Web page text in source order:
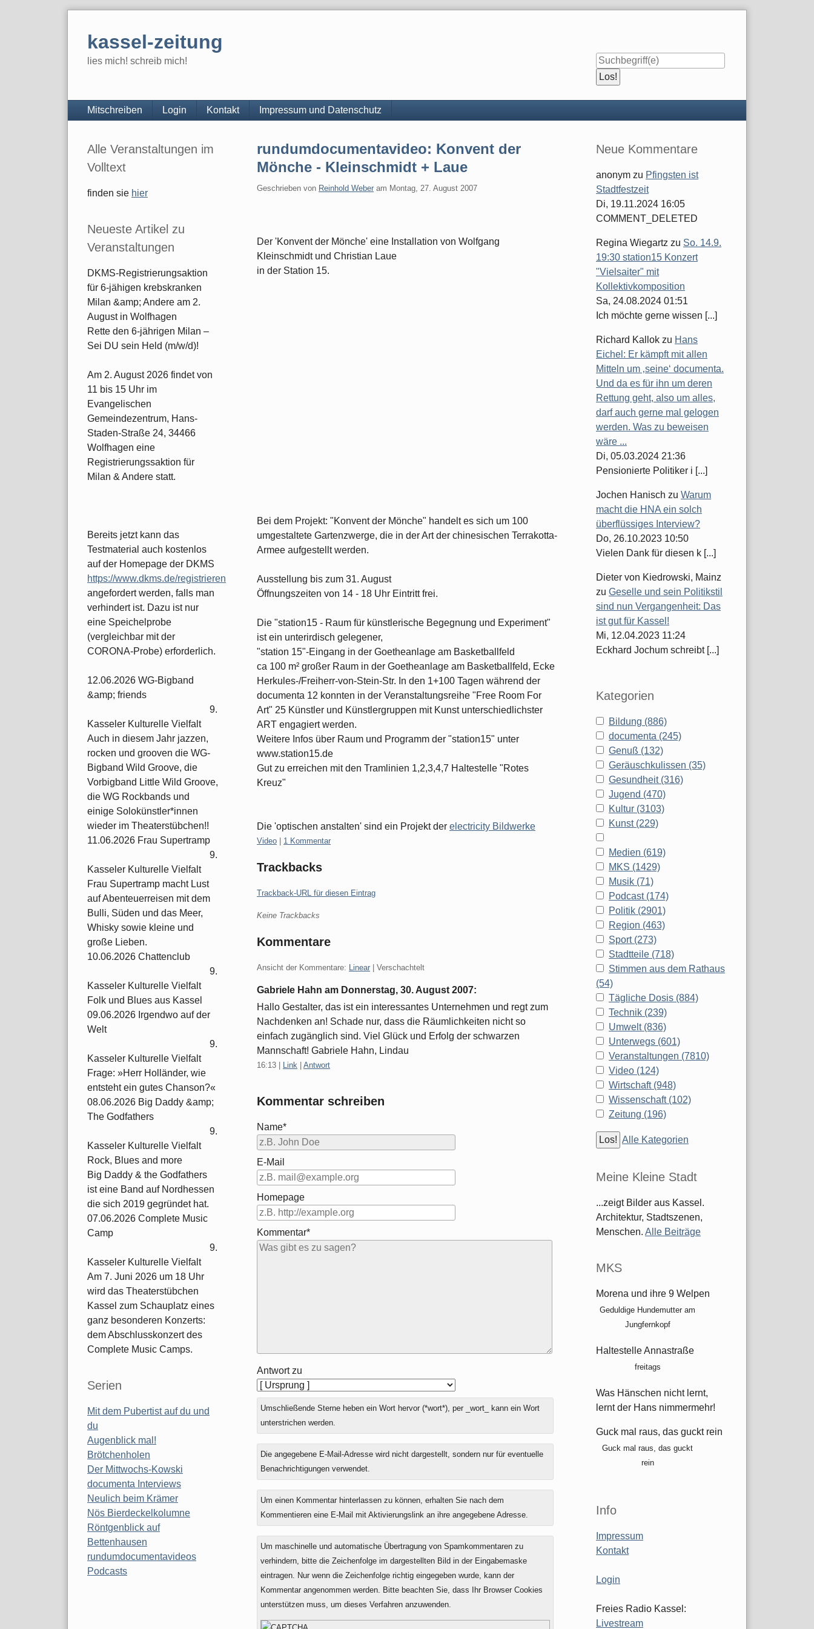
kassel-zeitung
lies mich! schreib mich!
Navigation
Mitschreiben Login Kontakt Impressum und Datenschutz
rundumdocumentavideo: Konvent der
Mönche - Kleinschmidt + Laue
Geschrieben von Reinhold Weber am Montag, 27. August 2007
Der 'Konvent der Mönche' eine Installation von Wolfgang
Kleinschmidt und Christian Laue
in der Station 15.
Bei dem Projekt: "Konvent der Mönche" handelt es sich um 100
umgestaltete Gartenzwerge, die in der Art der chinesischen Terrakotta-
Armee aufgestellt werden.
Ausstellung bis zum 31. August
Öffnungszeiten von 14 - 18 Uhr Eintritt frei.
Die "station15 - Raum für künstlerische Begegnung und Experiment"
ist ein unterirdisch gelegener,
"station 15"-Eingang in der Goetheanlage am Basketballfeld
ca 100 m² großer Raum in der Goetheanlage am Basketballfeld, Ecke
Herkules-/Freiherr-von-Stein-Str. In den 1+100 Tagen während der
documenta 12 konnten in der Veranstaltungsreihe "Free Room For
Art" 25 Künstler und Künstlergruppen mit Kunst unterschiedlichster
ART engagiert werden.
Weitere Infos über Raum und Programm der "station15" unter
www.station15.de
Gut zu erreichen mit den Tramlinien 1,2,3,4,7 Haltestelle "Rotes
Kreuz"
Die 'optischen anstalten' sind ein Projekt der electricity Bildwerke
Kategorien:
Video 1 Kommentar
Trackbacks
Trackback-URL für diesen Eintrag
Keine Trackbacks
Kommentare
Ansicht der Kommentare: Linear | Verschachtelt
Gabriele Hahn am Donnerstag, 30. August 2007:
Hallo Gestalter, das ist ein interessantes Unternehmen und regt zum
Nachdenken an! Schade nur, dass die Räumlichkeiten nicht so
einfach zugänglich sind. Viel Glück und Erfolg der schwarzen
Mannschaft! Gabriele Hahn, Lindau
16:13 Link Antwort
Kommentar schreiben
Name*
E-Mail
Homepage
Kommentar*
Antwort zu
Umschließende Sterne heben ein Wort hervor (*wort*), per _wort_ kann ein Wort
unterstrichen werden.
Die angegebene E-Mail-Adresse wird nicht dargestellt, sondern nur für eventuelle
Benachrichtigungen verwendet.
Um einen Kommentar hinterlassen zu können, erhalten Sie nach dem
Kommentieren eine E-Mail mit Aktivierungslink an ihre angegebene Adresse.
Um maschinelle und automatische Übertragung von Spamkommentaren zu
verhindern, bitte die Zeichenfolge im dargestellten Bild in der Eingabemaske
eintragen. Nur wenn die Zeichenfolge richtig eingegeben wurde, kann der
Kommentar angenommen werden. Bitte beachten Sie, dass Ihr Browser Cookies
unterstützen muss, um dieses Verfahren anzuwenden.
Seitenleiste
Alle Veranstaltungen im
Volltext
finden sie hier
Neueste Artikel zu
Veranstaltungen
DKMS-Registrierungsaktion
für 6-jähigen krebskranken
Milan &amp; Andere am 2.
August in Wolfhagen
Rette den 6-jährigen Milan –
Sei DU sein Held (m/w/d)!
Am 2. August 2026 findet von
11 bis 15 Uhr im
Evangelischen
Gemeindezentrum, Hans-
Staden-Straße 24, 34466
Wolfhagen eine
Registrierungssaktion für
Milan & Andere statt.
Bereits jetzt kann das
Testmaterial auch kostenlos
auf der Homepage der DKMS
https://www.dkms.de/registrieren
angefordert werden, falls man
verhindert ist. Dazu ist nur
eine Speichelprobe
(vergleichbar mit der
CORONA-Probe) erforderlich.
12.06.2026 WG-Bigband
&amp; friends
9.
Kasseler Kulturelle Vielfalt
Auch in diesem Jahr jazzen,
rocken und grooven die WG-
Bigband Wild Groove, die
Vorbigband Little Wild Groove,
die WG Rockbands und
einige Solokünstler*innen
wieder im Theaterstübchen!!
11.06.2026 Frau Supertramp
9.
Kasseler Kulturelle Vielfalt
Frau Supertramp macht Lust
auf Abenteuerreisen mit dem
Bulli, Süden und das Meer,
Whisky sowie kleine und
große Lieben.
10.06.2026 Chattenclub
9.
Kasseler Kulturelle Vielfalt
Folk und Blues aus Kassel
09.06.2026 Irgendwo auf der
Welt
9.
Kasseler Kulturelle Vielfalt
Frage: »Herr Holländer, wie
entsteht ein gutes Chanson?«
08.06.2026 Big Daddy &amp;
The Godfathers
9.
Kasseler Kulturelle Vielfalt
Rock, Blues and more
Big Daddy & the Godfathers
ist eine Band auf Nordhessen
die sich 2019 gegründet hat.
07.06.2026 Complete Music
Camp
9.
Kasseler Kulturelle Vielfalt
Am 7. Juni 2026 um 18 Uhr
wird das Theaterstübchen
Kassel zum Schauplatz eines
ganz besonderen Konzerts:
dem Abschlusskonzert des
Complete Music Camps.
Serien
Mit dem Pubertist auf du und
du
Augenblick mal!
Brötchenholen
Der Mittwochs-Kowski
documenta Interviews
Neulich beim Krämer
Nös Bierdeckelkolumne
Röntgenblick auf
Bettenhausen
rundumdocumentavideos
Podcasts
Seitenleiste
Neue Kommentare
anonym zu Pfingsten ist
Stadtfestzeit
Di, 19.11.2024 16:05
COMMENT_DELETED
Regina Wiegartz zu So. 14.9.
19:30 station15 Konzert
"Vielsaiter" mit
Kollektivkomposition
Sa, 24.08.2024 01:51
Ich möchte gerne wissen [...]
Richard Kallok zu Hans
Eichel: Er kämpft mit allen
Mitteln um ‚seine‘ documenta.
Und da es für ihn um deren
Rettung geht, also um alles,
darf auch gerne mal gelogen
werden. Was zu beweisen
wäre ...
Di, 05.03.2024 21:36
Pensionierte Politiker i [...]
Jochen Hanisch zu Warum
macht die HNA ein solch
überflüssiges Interview?
Do, 26.10.2023 10:50
Vielen Dank für diesen k [...]
Dieter von Kiedrowski, Mainz
zu Geselle und sein Politikstil
sind nun Vergangenheit: Das
ist gut für Kassel!
Mi, 12.04.2023 11:24
Eckhard Jochum schreibt [...]
Kategorien
Bildung (886)
documenta (245)
Genuß (132)
Geräuschkulissen (35)
Gesundheit (316)
Jugend (470)
Kultur (3103)
Kunst (229)
Medien (619)
MKS (1429)
Musik (71)
Podcast (174)
Politik (2901)
Region (463)
Sport (273)
Stadtteile (718)
Stimmen aus dem Rathaus
(54)
Tägliche Dosis (884)
Technik (239)
Umwelt (836)
Unterwegs (601)
Veranstaltungen (7810)
Video (124)
Wirtschaft (948)
Wissenschaft (102)
Zeitung (196)
Alle Kategorien
Meine Kleine Stadt
...zeigt Bilder aus Kassel.
Architektur, Stadtszenen,
Menschen. Alle Beiträge
MKS
Morena und ihre 9 Welpen
Geduldige Hundemutter am
Jungfernkopf
Haltestelle Annastraße
freitags
Was Hänschen nicht lernt,
lernt der Hans nimmermehr!
Guck mal raus, das guckt rein
Guck mal raus, das guckt
rein
Info
Impressum
Kontakt
Login
Freies Radio Kassel:
Livestream